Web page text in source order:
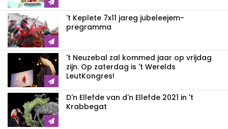
't Keplete 7x11 jareg jubeleejem-
pregramma
't Neuzebal zal kommed jaar op vrijdag
zijn. Op zaterdag is 't Werelds
LeutKongres!
D'n Ellefde van d'n Ellefde 2021 in 't
Krabbegat